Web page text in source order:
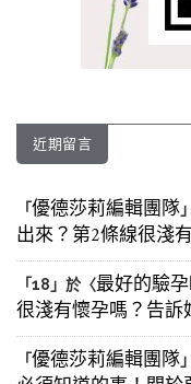
近期留言
「優德莎莉編輯團隊
出來？第2條線很淺
「18 」於〈最好的驗
很淺有懷孕嗎？告訴
「優德莎莉編輯團隊